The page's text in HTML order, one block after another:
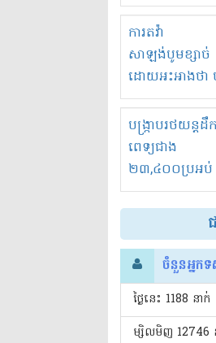
ម៉ូតូរបស់ខ្លួន ដាក
រត់ឌុបហើយ
ការតវ៉ា
សាឡង់បូមខ្សាច់
ដោយអះអាងថា
បាក់ច្រាំងទន្លេ
រំខានទាំងយប់ទាំង
បង្ក្រាបរថយន្តដឹក
ពេទ្យជាង
២៣,៤០០ប្រអប់
ពន្ធនិងអត់ច្បាប់
ចូល!?
ចំនួនអ្នកទ
ថ្ងៃនេះ​ 1188 នាក់
ម្សិលមិញ 12746